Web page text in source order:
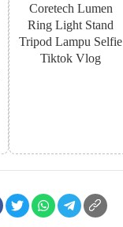
Coretech Lumen
Ring Light Stand
Tripod Lampu Selfie
Tiktok Vlog